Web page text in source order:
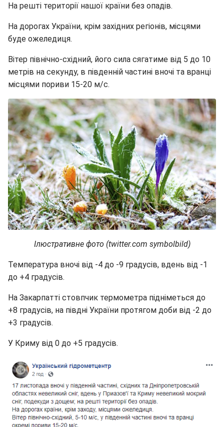
На решті території нашої країни без опадів.
На дорогах України, крім західних регіонів, місцями
буде ожеледиця.
Вітер північно-східний, його сила сягатиме від 5 до 10
метрів на секунду, в південній частині вночі та вранці
місцями пориви 15-20 м/с.
Ілюстративне фото (twitter.com symbolbild)
Температура вночі від -4 до -9 градусів, вдень від -1
до +4 градусів.
На Закарпатті стовпчик термометра підніметься до
+8 градусів, на півдні України протягом доби від -2 до
+3 градусів.
У Криму від 0 до +5 градусів.